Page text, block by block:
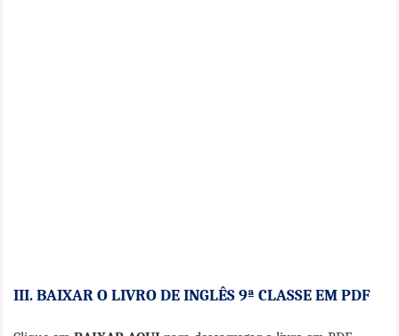
III. BAIXAR O LIVRO DE INGLÊS 9ª CLASSE EM PDF